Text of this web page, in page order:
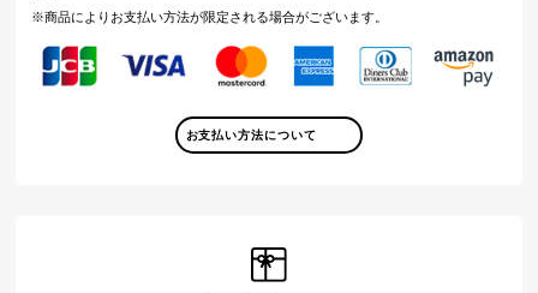
※商品によりお支払い方法が限定される場合がございます。
お支払い方法について